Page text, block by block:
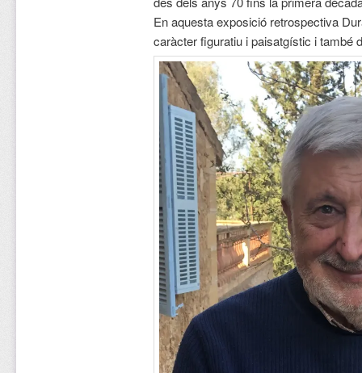
En aquesta exposició retrospectiva
caràcter figuratiu i paisatgístic i també